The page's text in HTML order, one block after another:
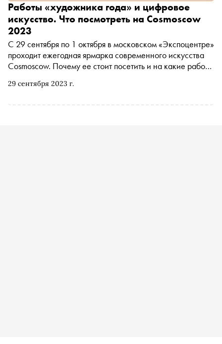
29 сентября 2023 г.
Работы «художника года» и цифровое
искусство. Что посмотреть на Cosmoscow
2023
С 29 сентября по 1 октября в московском «Экспоцентре»
проходит ежегодная ярмарка современного искусства
Cosmoscow. Почему ее стоит посетить и на какие работы